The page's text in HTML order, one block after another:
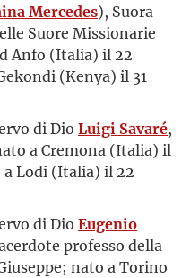
Mercedes), Suora
Suore Missionarie
Anfo (Italia) il 22
(Kenya) il 31
di Dio Luigi Savaré,
a Cremona (Italia) il
a Lodi (Italia) il 22
di Dio Eugenio
professo della
nato a Torino